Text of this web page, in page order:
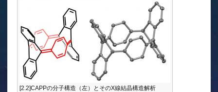
[2.2]CAPPの分子構造（左）とそのX線結晶構造解析